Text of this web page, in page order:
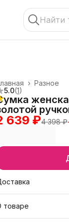
Разное
›
5.0(1)
639 ₽4 398 ₽
товаре